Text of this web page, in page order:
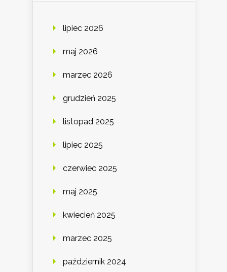
lipiec 2026
maj 2026
marzec 2026
grudzień 2025
listopad 2025
lipiec 2025
czerwiec 2025
maj 2025
kwiecień 2025
marzec 2025
październik 2024